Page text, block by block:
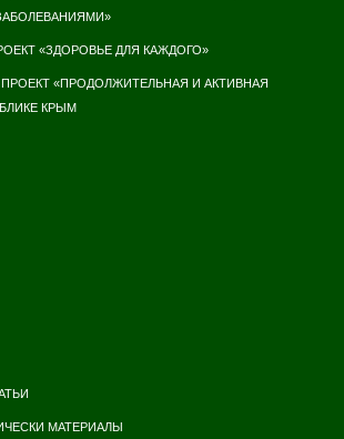
«ЗДОРОВЬЕ ДЛЯ КАЖДОГО»
«ПРОДОЛЖИТЕЛЬНАЯ И АКТИВНАЯ
КРЫМ
МАТЕРИАЛЫ